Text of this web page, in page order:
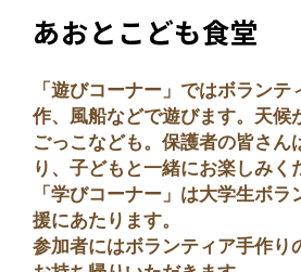
あおとこども食堂
「遊びコーナー」ではボランテ
作、風船などで遊びます。天候
ごっこなども。保護者の皆さん
り、子どもと一緒にお楽しみく
「学びコーナー」は大学生ボ
援にあたります。
参加者にはボランティア手作り